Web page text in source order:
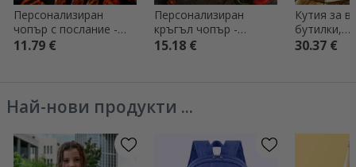
Персонализиран
чопър с послание -
Любов
11.79 €
Персонализиран
кръгъл чопър -
Greatest Chef
15.18 €
Кутия за
бутилки,
30.37 €
Най-нови продукти ...